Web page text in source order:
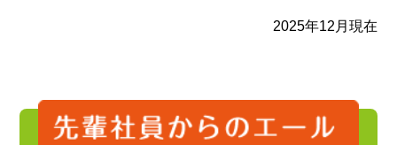
2025年12月現在